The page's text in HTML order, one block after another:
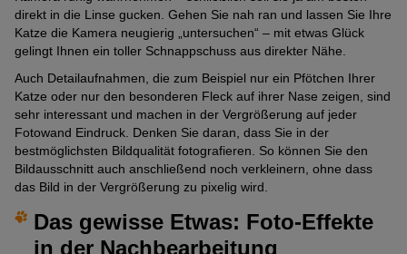
direkt in die Linse gucken. Gehen Sie nah ran und lassen Sie Ihre
Katze die Kamera neugierig „untersuchen“ – mit etwas Glück
gelingt Ihnen ein toller Schnappschuss aus direkter Nähe.
Auch Detailaufnahmen, die zum Beispiel nur ein Pfötchen Ihrer
Katze oder nur den besonderen Fleck auf ihrer Nase zeigen, sind
sehr interessant und machen in der Vergrößerung auf jeder
Fotowand Eindruck. Denken Sie daran, dass Sie in der
bestmöglichsten Bildqualität fotografieren. So können Sie den
Bildausschnitt auch anschließend noch verkleinern, ohne dass
das Bild in der Vergrößerung zu pixelig wird.
Das gewisse Etwas: Foto-Effekte
in der Nachbearbeitung